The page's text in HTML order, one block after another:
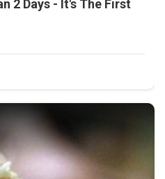
2 Days - It's The First